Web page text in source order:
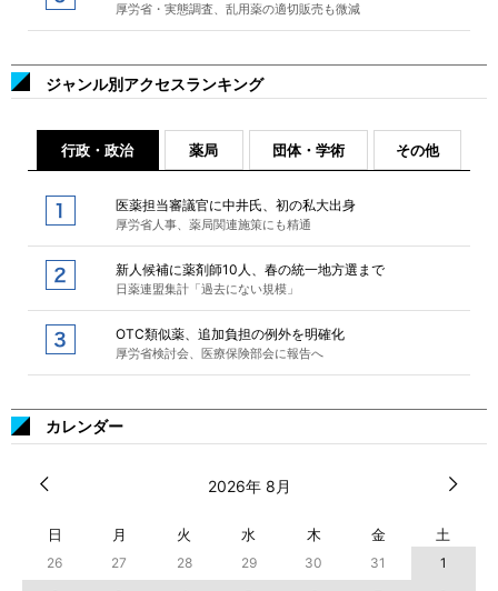
厚労省・実態調査、乱用薬の適切販売も微減
ジャンル別アクセスランキング
行政・政治 薬局 団体・学術 その他
医薬担当審議官に中井氏、初の私大出身
厚労省人事、薬局関連施策にも精通
新人候補に薬剤師10人、春の統一地方選まで
日薬連盟集計「過去にない規模」
OTC類似薬、追加負担の例外を明確化
厚労省検討会、医療保険部会に報告へ
カレンダー
2026年 8月
日 月 火 水 木 金 土
26 27 28 29 30 31
1